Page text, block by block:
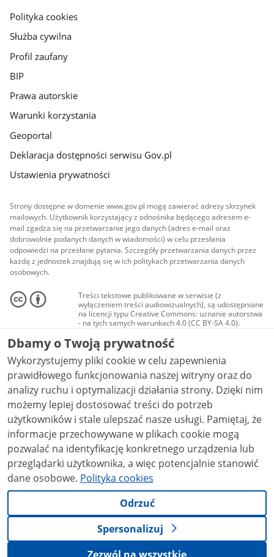
gov.pl
Polityka cookies
Służba cywilna
Profil zaufany
BIP
Prawa autorskie
Warunki korzystania
Geoportal
Deklaracja dostępności serwisu Gov.pl
Ustawienia prywatności
Strony dostępne w domenie www.gov.pl mogą zawierać adresy skrzynek
mailowych. Użytkownik korzystający z odnośnika będącego adresem e-
mail zgadza się na przetwarzanie jego danych (adres e-mail oraz
dobrowolnie podanych danych w wiadomości) w celu przesłania
odpowiedzi na przesłane pytania. Szczegóły przetwarzania danych przez
każdą z jednostek znajdują się w ich politykach przetwarzania danych
osobowych.
Treści tekstowe publikowane w serwisie (z
wyłączeniem treści audiowizualnych), są udostępniane
na licencji typu Creative Commons: uznanie autorstwa
- na tych samych warunkach 4.0 (CC BY-SA 4.0).
Materiały audiowizualne, w tym zdjęcia, materiały
audio i wideo, są udostępniane na licencji typu
Creative Commons: uznanie autorstwa użycie
niekomercyjne - bez utworów zależnych 4.0 (CC BY-
NC-ND 4.0), o ile nie jest to stwierdzone inaczej.
Dbamy o Twoją prywatność
Wykorzystujemy pliki cookie w celu zapewnienia
prawidłowego funkcjonowania naszej witryny oraz do
analizy ruchu i optymalizacji działania strony. Dzięki nim
możemy lepiej dostosować treści do potrzeb
użytkowników i stale ulepszać nasze usługi. Pamiętaj, że
informacje przechowywane w plikach cookie mogą
pozwalać na identyfikację konkretnego urządzenia lub
przeglądarki użytkownika, a więc potencjalnie stanowić
dane osobowe. Polityka cookies
Odrzuć
Spersonalizuj